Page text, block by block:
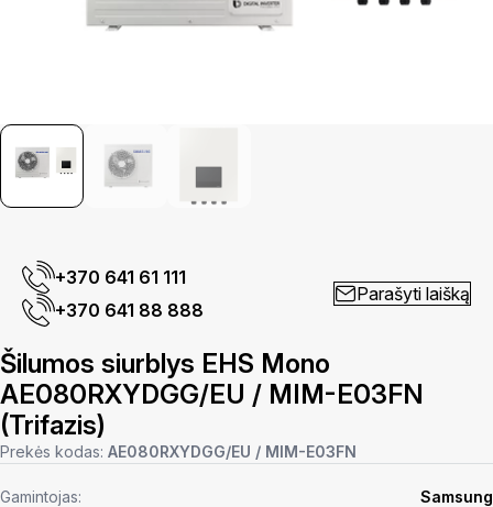
+370 641 61 111
+370 641 88 888
Parašyti laišką
Šilumos siurblys EHS Mono
AE080RXYDGG/EU / MIM-E03FN
(Trifazis)
Prekės kodas: AE080RXYDGG/EU / MIM-E03FN
Gamintojas:
Samsung